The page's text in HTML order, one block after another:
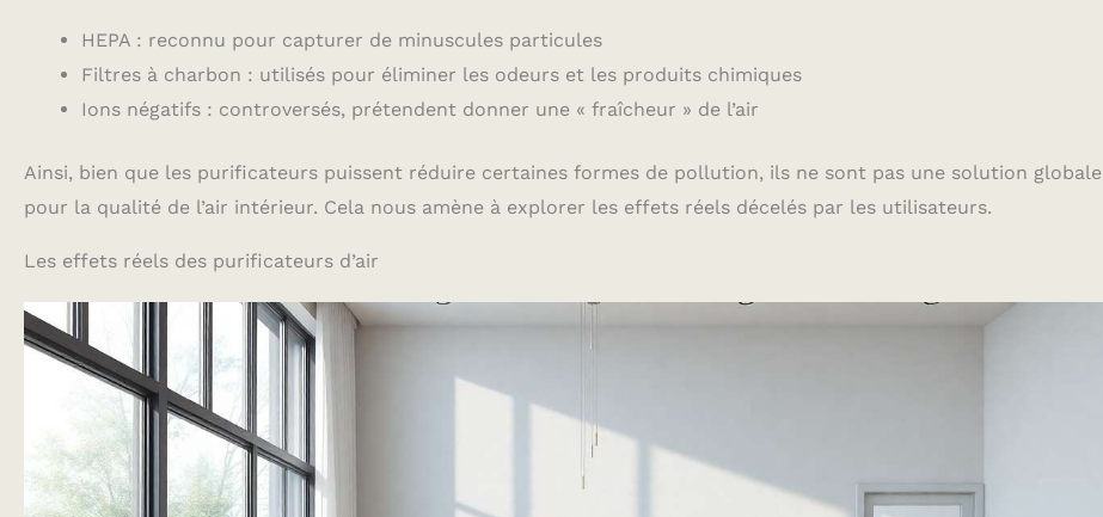
HEPA : reconnu pour capturer de minuscules particules
Filtres à charbon : utilisés pour éliminer les odeurs et les produits chimiques
Ions négatifs : controversés, prétendent donner une « fraîcheur » de l’air
Ainsi, bien que les purificateurs puissent réduire certaines formes de pollution, ils ne sont pas une solution globale
pour la qualité de l’air intérieur. Cela nous amène à explorer les effets réels décelés par les utilisateurs.
Les effets réels des purificateurs d’air